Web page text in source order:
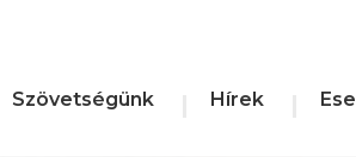
Szövetségünk Hírek